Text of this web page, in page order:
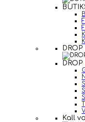
DROP
DROP
Kall